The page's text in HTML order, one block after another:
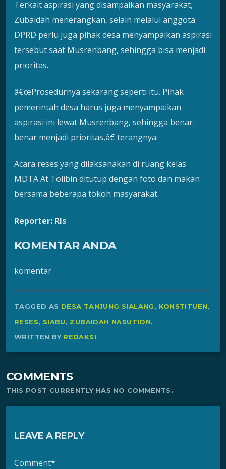
Terkait aspirasi yang disampaikan masyarakat,
Zubaidah menerangkan, selain melalui anggota
DPRD perlu juga pihak desa menyampaikan aspirasi
tersebut saat Musrenbang, sehingga bisa menjadi
prioritas.
â€œProsedurnya sekarang seperti itu. Pihak
pemerintah desa harus juga menyampaikan
aspirasi ini lewat Musrenbang, sehingga benar-
benar menjadi prioritas,â€ terangnya.
Acara reses yang dilaksanakan di ruang kelas
MDTA At Tolibin ditutup dengan foto dan makan
bersama beberapa tokoh masyarakat.
Reporter: Rls
KOMENTAR ANDA
komentar
TAGGED AS DESA TANJUNG SIALANG, KONSTITUEN,
RESES, SIABU, ZUBAIDAH NASUTION.
WRITTEN BY REDAKSI
COMMENTS
THIS POST CURRENTLY HAS NO COMMENTS.
LEAVE A REPLY
Comment*